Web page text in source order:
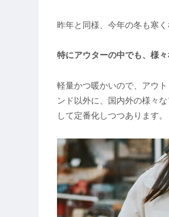
昨年と同様、今年の冬も寒
特にアウターの中でも、様
軽量かつ暖かいので、アウ
ンド以外に、国内外の様々
して定番化しつつあります。